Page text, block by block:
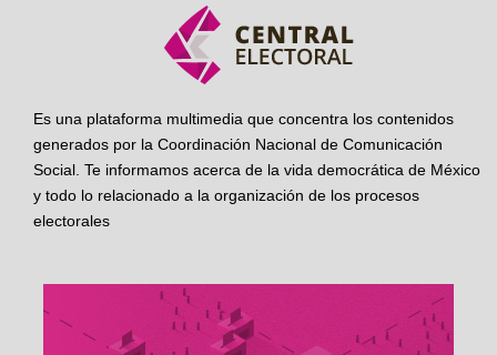
Es una plataforma multimedia que concentra los contenidos
generados por la Coordinación Nacional de Comunicación
Social. Te informamos acerca de la vida democrática de México
y todo lo relacionado a la organización de los procesos
electorales